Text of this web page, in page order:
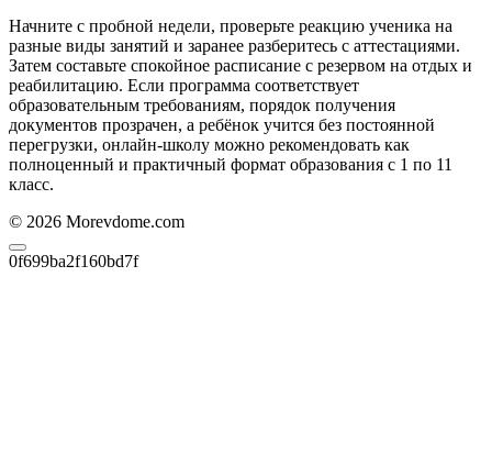
Начните с пробной недели, проверьте реакцию ученика на
разные виды занятий и заранее разберитесь с аттестациями.
Затем составьте спокойное расписание с резервом на отдых и
реабилитацию. Если программа соответствует
образовательным требованиям, порядок получения
документов прозрачен, а ребёнок учится без постоянной
перегрузки, онлайн-школу можно рекомендовать как
полноценный и практичный формат образования с 1 по 11
класс.
© 2026 Morevdome.com
0f699ba2f160bd7f